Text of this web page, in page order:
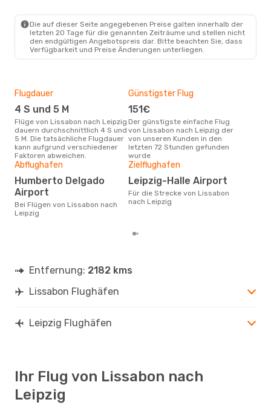
Die auf dieser Seite angegebenen Preise galten innerhalb der
letzten 20 Tage für die genannten Zeiträume und stellen nicht
den endgültigen Angebotspreis dar. Bitte beachten Sie, dass
Verfügbarkeit und Preise Änderungen unterliegen.
Flugdauer
4 S und 5 M
Flüge von Lissabon nach Leipzig
dauern durchschnittlich 4 S und
5 M. Die tatsächliche Flugdauer
kann aufgrund verschiedener
Faktoren abweichen.
Günstigster Flug
151€
Der günstigste einfache Flug
von Lissabon nach Leipzig der
von unseren Kunden in den
letzten 72 Stunden gefunden
wurde
Abflughafen
Humberto Delgado
Airport
Bei Flügen von Lissabon nach
Leipzig
Zielflughafen
Leipzig-Halle Airport
Für die Strecke von Lissabon
nach Leipzig
Entfernung: 2182 kms
Lissabon Flughäfen
Leipzig Flughäfen
Ihr Flug von Lissabon nach
Leipzig